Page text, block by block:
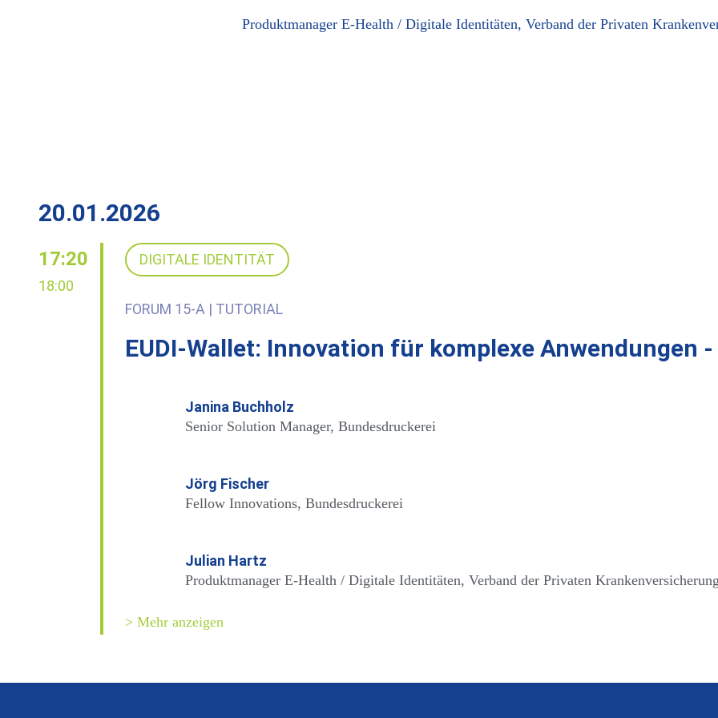
Produktmanager E-Health / Digitale Identitäten, Verband der Privaten
20.01.2026
17:20
18:00
DIGITALE IDENTITÄT
FORUM 15-A | TUTORIAL
EUDI-Wallet: Innovation für komplexe
Janina Buchholz
Senior Solution Manager, Bundesdruckerei
Jörg Fischer
Fellow Innovations, Bundesdruckerei
Julian Hartz
Produktmanager E-Health / Digitale Identitäten, Verband der Privaten
> Mehr anzeigen